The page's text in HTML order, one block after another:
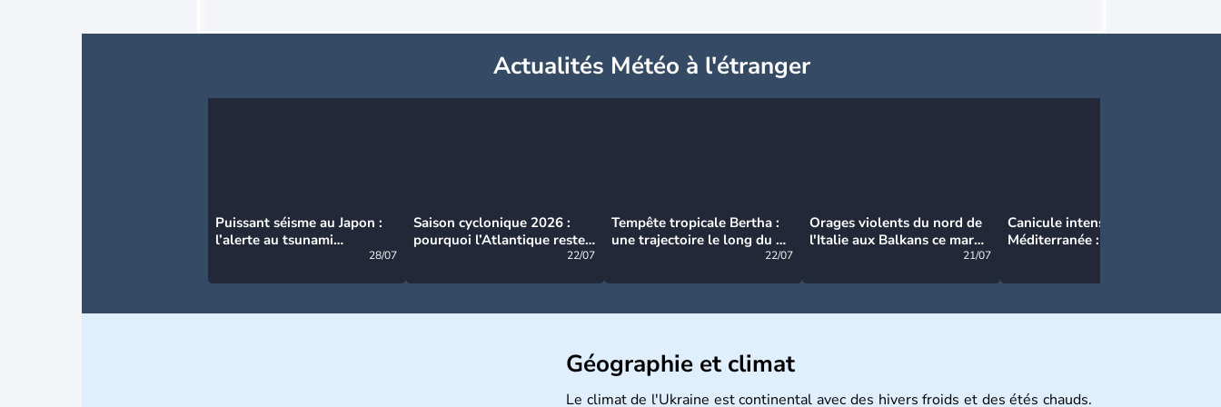
Actualités Météo à l'étranger
Puissant séisme au Japon :
l’alerte au tsunami
28/07
Saison cyclonique 2026 :
pourquoi l’Atlantique reste
22/07
Tempête tropicale Bertha :
une trajectoire le long du du
22/07
Orages violents du nord de
l'Italie aux Balkans ce mardi
21/07
Canicule intense en
Méditerranée : près de 50°C
Géographie et climat
Le climat de l'Ukraine est continental avec des hivers froids et des étés chauds.